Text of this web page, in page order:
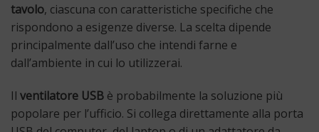
tavolo, ciascuna con caratteristiche specifiche che
rispondono a esigenze diverse. La scelta dipende
principalmente dall’uso che intendi farne e
dall’ambiente in cui lo utilizzerai.
Il ventilatore USB è probabilmente la soluzione più
popolare per l’ufficio. Si collega direttamente alla porta